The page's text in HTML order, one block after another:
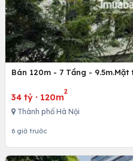
Bán 120m - 7 Tầng -
34 tỷ · 120m
2
Thành phố Hà Nội
6 giờ trước